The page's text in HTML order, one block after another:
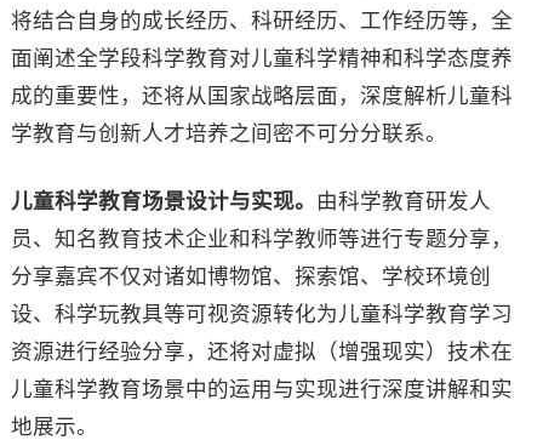
将结合自身的成长经历、科研经历、工作经历等，全
面阐述全学段科学教育对儿童科学精神和科学态度养
成的重要性，还将从国家战略层面，深度解析儿童科
学教育与创新人才培养之间密不可分分联系。
儿童科学教育场景设计与实现。
由科学教育研发人
员、知名教育技术企业和科学教师等进行专题分享，
分享嘉宾不仅对诸如博物馆、探索馆、学校环境创
设、科学玩教具等可视资源转化为儿童科学教育学习
资源进行经验分享，还将对虚拟（增强现实）技术在
儿童科学教育场景中的运用与实现进行深度讲解和实
地展示。